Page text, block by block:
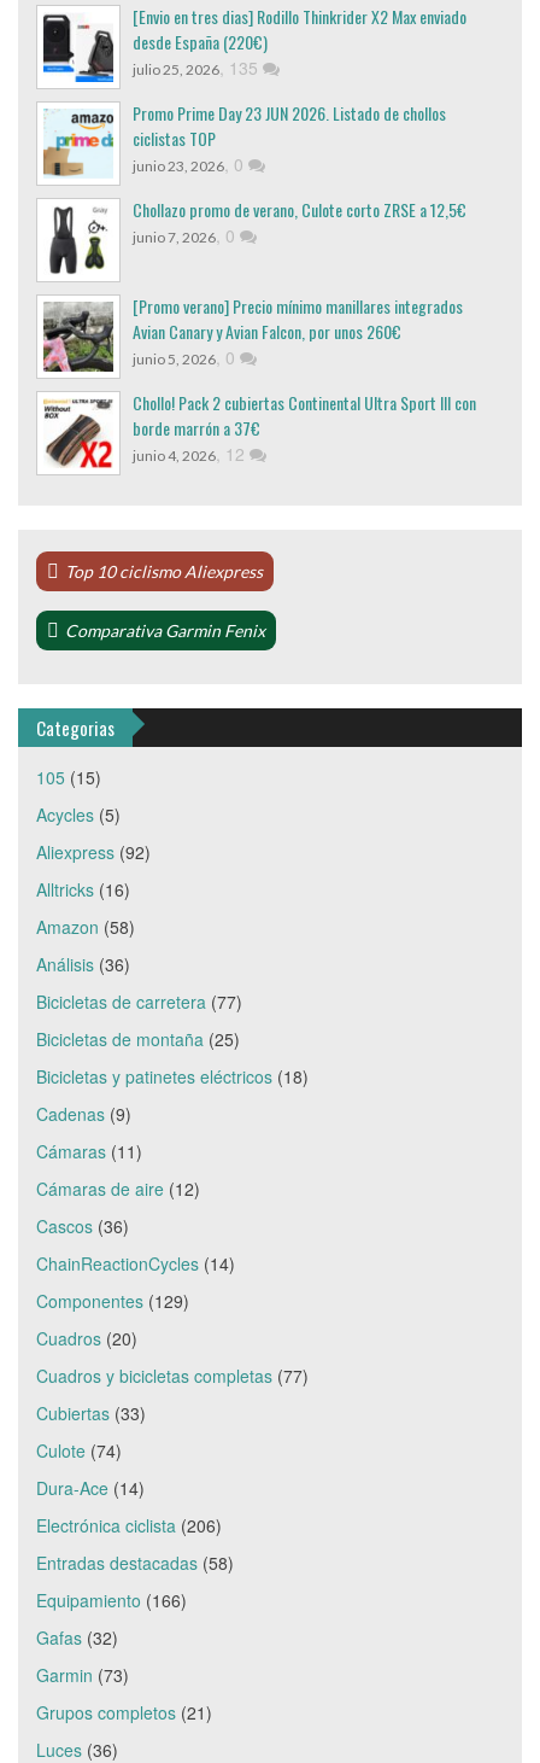
[Envio en tres dias] Rodillo Thinkrider X2 Max enviado
desde España (220€)
julio 25, 2026, 135
Promo Prime Day 23 JUN 2026. Listado de chollos
ciclistas TOP
junio 23, 2026, 0
Chollazo promo de verano, Culote corto ZRSE a 12,5€
junio 7, 2026, 0
[Promo verano] Precio mínimo manillares integrados
Avian Canary y Avian Falcon, por unos 260€
junio 5, 2026, 0
Chollo! Pack 2 cubiertas Continental Ultra Sport III con
borde marrón a 37€
junio 4, 2026, 12
Top 10 ciclismo Aliexpress
Comparativa Garmin Fenix
Categorias
105 (15)
Acycles (5)
Aliexpress (92)
Alltricks (16)
Amazon (58)
Análisis (36)
Bicicletas de carretera (77)
Bicicletas de montaña (25)
Bicicletas y patinetes eléctricos (18)
Cadenas (9)
Cámaras (11)
Cámaras de aire (12)
Cascos (36)
ChainReactionCycles (14)
Componentes (129)
Cuadros (20)
Cuadros y bicicletas completas (77)
Cubiertas (33)
Culote (74)
Dura-Ace (14)
Electrónica ciclista (206)
Entradas destacadas (58)
Equipamiento (166)
Gafas (32)
Garmin (73)
Grupos completos (21)
Luces (36)